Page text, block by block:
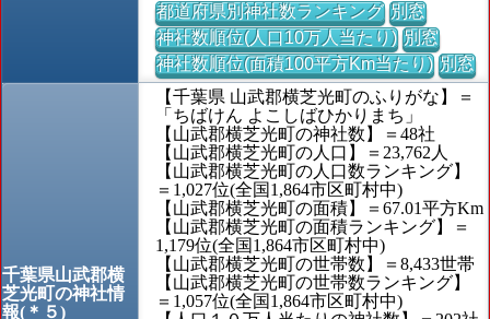
都道府県別神社数ランキング 別窓
神社数順位(人口10万人当たり) 別窓
神社数順位(面積100平方Km当たり) 別窓
千葉県山武郡横
芝光町の神社情
報(＊５)
【千葉県 山武郡横芝光町のふりがな】＝
「ちばけん よこしばひかりまち」
【山武郡横芝光町の神社数】＝48社
【山武郡横芝光町の人口】＝23,762人
【山武郡横芝光町の人口数ランキング】
＝1,027位(全国1,864市区町村中)
【山武郡横芝光町の面積】＝67.01平方Km
【山武郡横芝光町の面積ランキング】＝
1,179位(全国1,864市区町村中)
【山武郡横芝光町の世帯数】＝8,433世帯
【山武郡横芝光町の世帯数ランキング】
＝1,057位(全国1,864市区町村中)